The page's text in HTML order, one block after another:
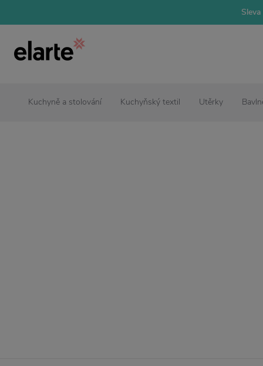
Kuchyně a stolování Kuchyňský textil Utěrky